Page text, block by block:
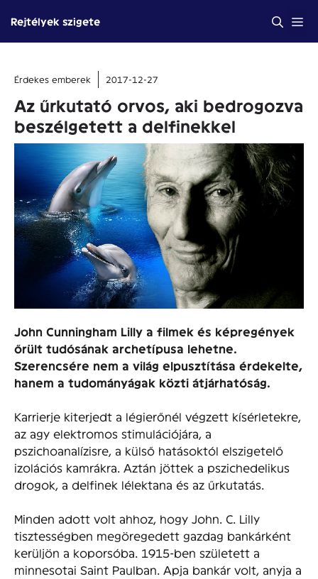
tartalomba
Rejtélyek szigete
Érdekes emberek 2017-12-27
Az űrkutató orvos, aki bedrogozva
beszélgetett a delfinekkel
John Cunningham Lilly a filmek és képregények
őrült tudósának archetípusa lehetne.
Szerencsére nem a világ elpusztítása érdekelte,
hanem a tudományágak közti átjárhatóság.
Karrierje kiterjedt a légierőnél végzett kísérletekre,
az agy elektromos stimulációjára, a
pszichoanalízisre, a külső hatásoktól elszigetelő
izolációs kamrákra. Aztán jöttek a pszichedelikus
drogok, a delfinek lélektana és az űrkutatás.
Minden adott volt ahhoz, hogy John. C. Lilly
tisztességben megöregedett gazdag bankárként
kerüljön a koporsóba. 1915-ben született a
minnesotai Saint Paulban. Apja bankár volt, anyja a